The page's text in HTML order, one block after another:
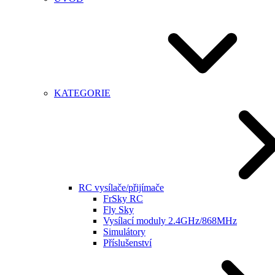
KATEGORIE
RC vysílače/přijímače
FrSky RC
Fly Sky
Vysílací moduly 2.4GHz/868MHz
Simulátory
Příslušenství